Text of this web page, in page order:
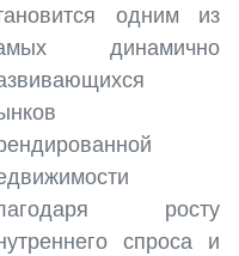
одним из
динамично
росту
спроса и